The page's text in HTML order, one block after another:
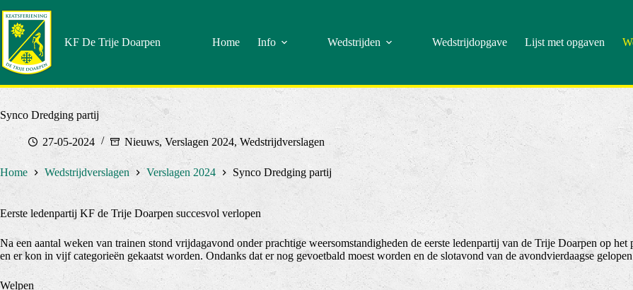
naar
artikel
KF De Trije Doarpen
Home Info Wedstrijden Wedstrijdopgave Lijst met opgaven
Synco Dredging partij
27-05-2024 Nieuws,Verslagen 2024,Wedstrijdverslagen
Home Wedstrijdverslagen Verslagen 2024 Synco Dredging partij
Eerste ledenpartij KF de Trije Doarpen succesvol verlopen
Na een aantal weken van trainen stond vrijdagavond onder prachtige weersomstandigheden de eerste ledenpartij van de Trije Doarpen op
en er kon in vijf categorieën gekaatst worden. Ondanks dat er nog gevoetbald moest worden en de slotavond van de avondvierdaagse
Welpen